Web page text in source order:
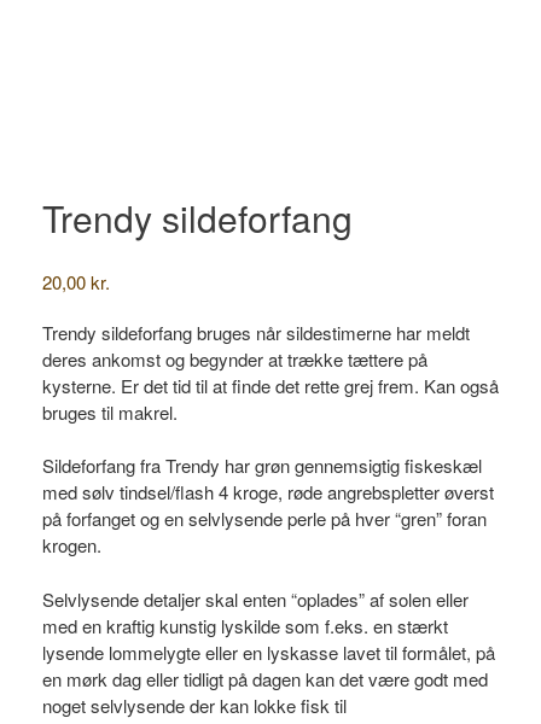
Trendy sildeforfang
20,00kr.
Trendy sildeforfang bruges når sildestimerne har meldt
deres ankomst og begynder at trække tættere på
kysterne. Er det tid til at finde det rette grej frem. Kan også
bruges til makrel.
Sildeforfang fra Trendy har grøn gennemsigtig fiskeskæl
med sølv tindsel/flash 4 kroge, røde angrebspletter øverst
på forfanget og en selvlysende perle på hver “gren” foran
krogen.
Selvlysende detaljer skal enten “oplades” af solen eller
med en kraftig kunstig lyskilde som f.eks. en stærkt
lysende lommelygte eller en lyskasse lavet til formålet, på
en mørk dag eller tidligt på dagen kan det være godt med
noget selvlysende der kan lokke fisk til